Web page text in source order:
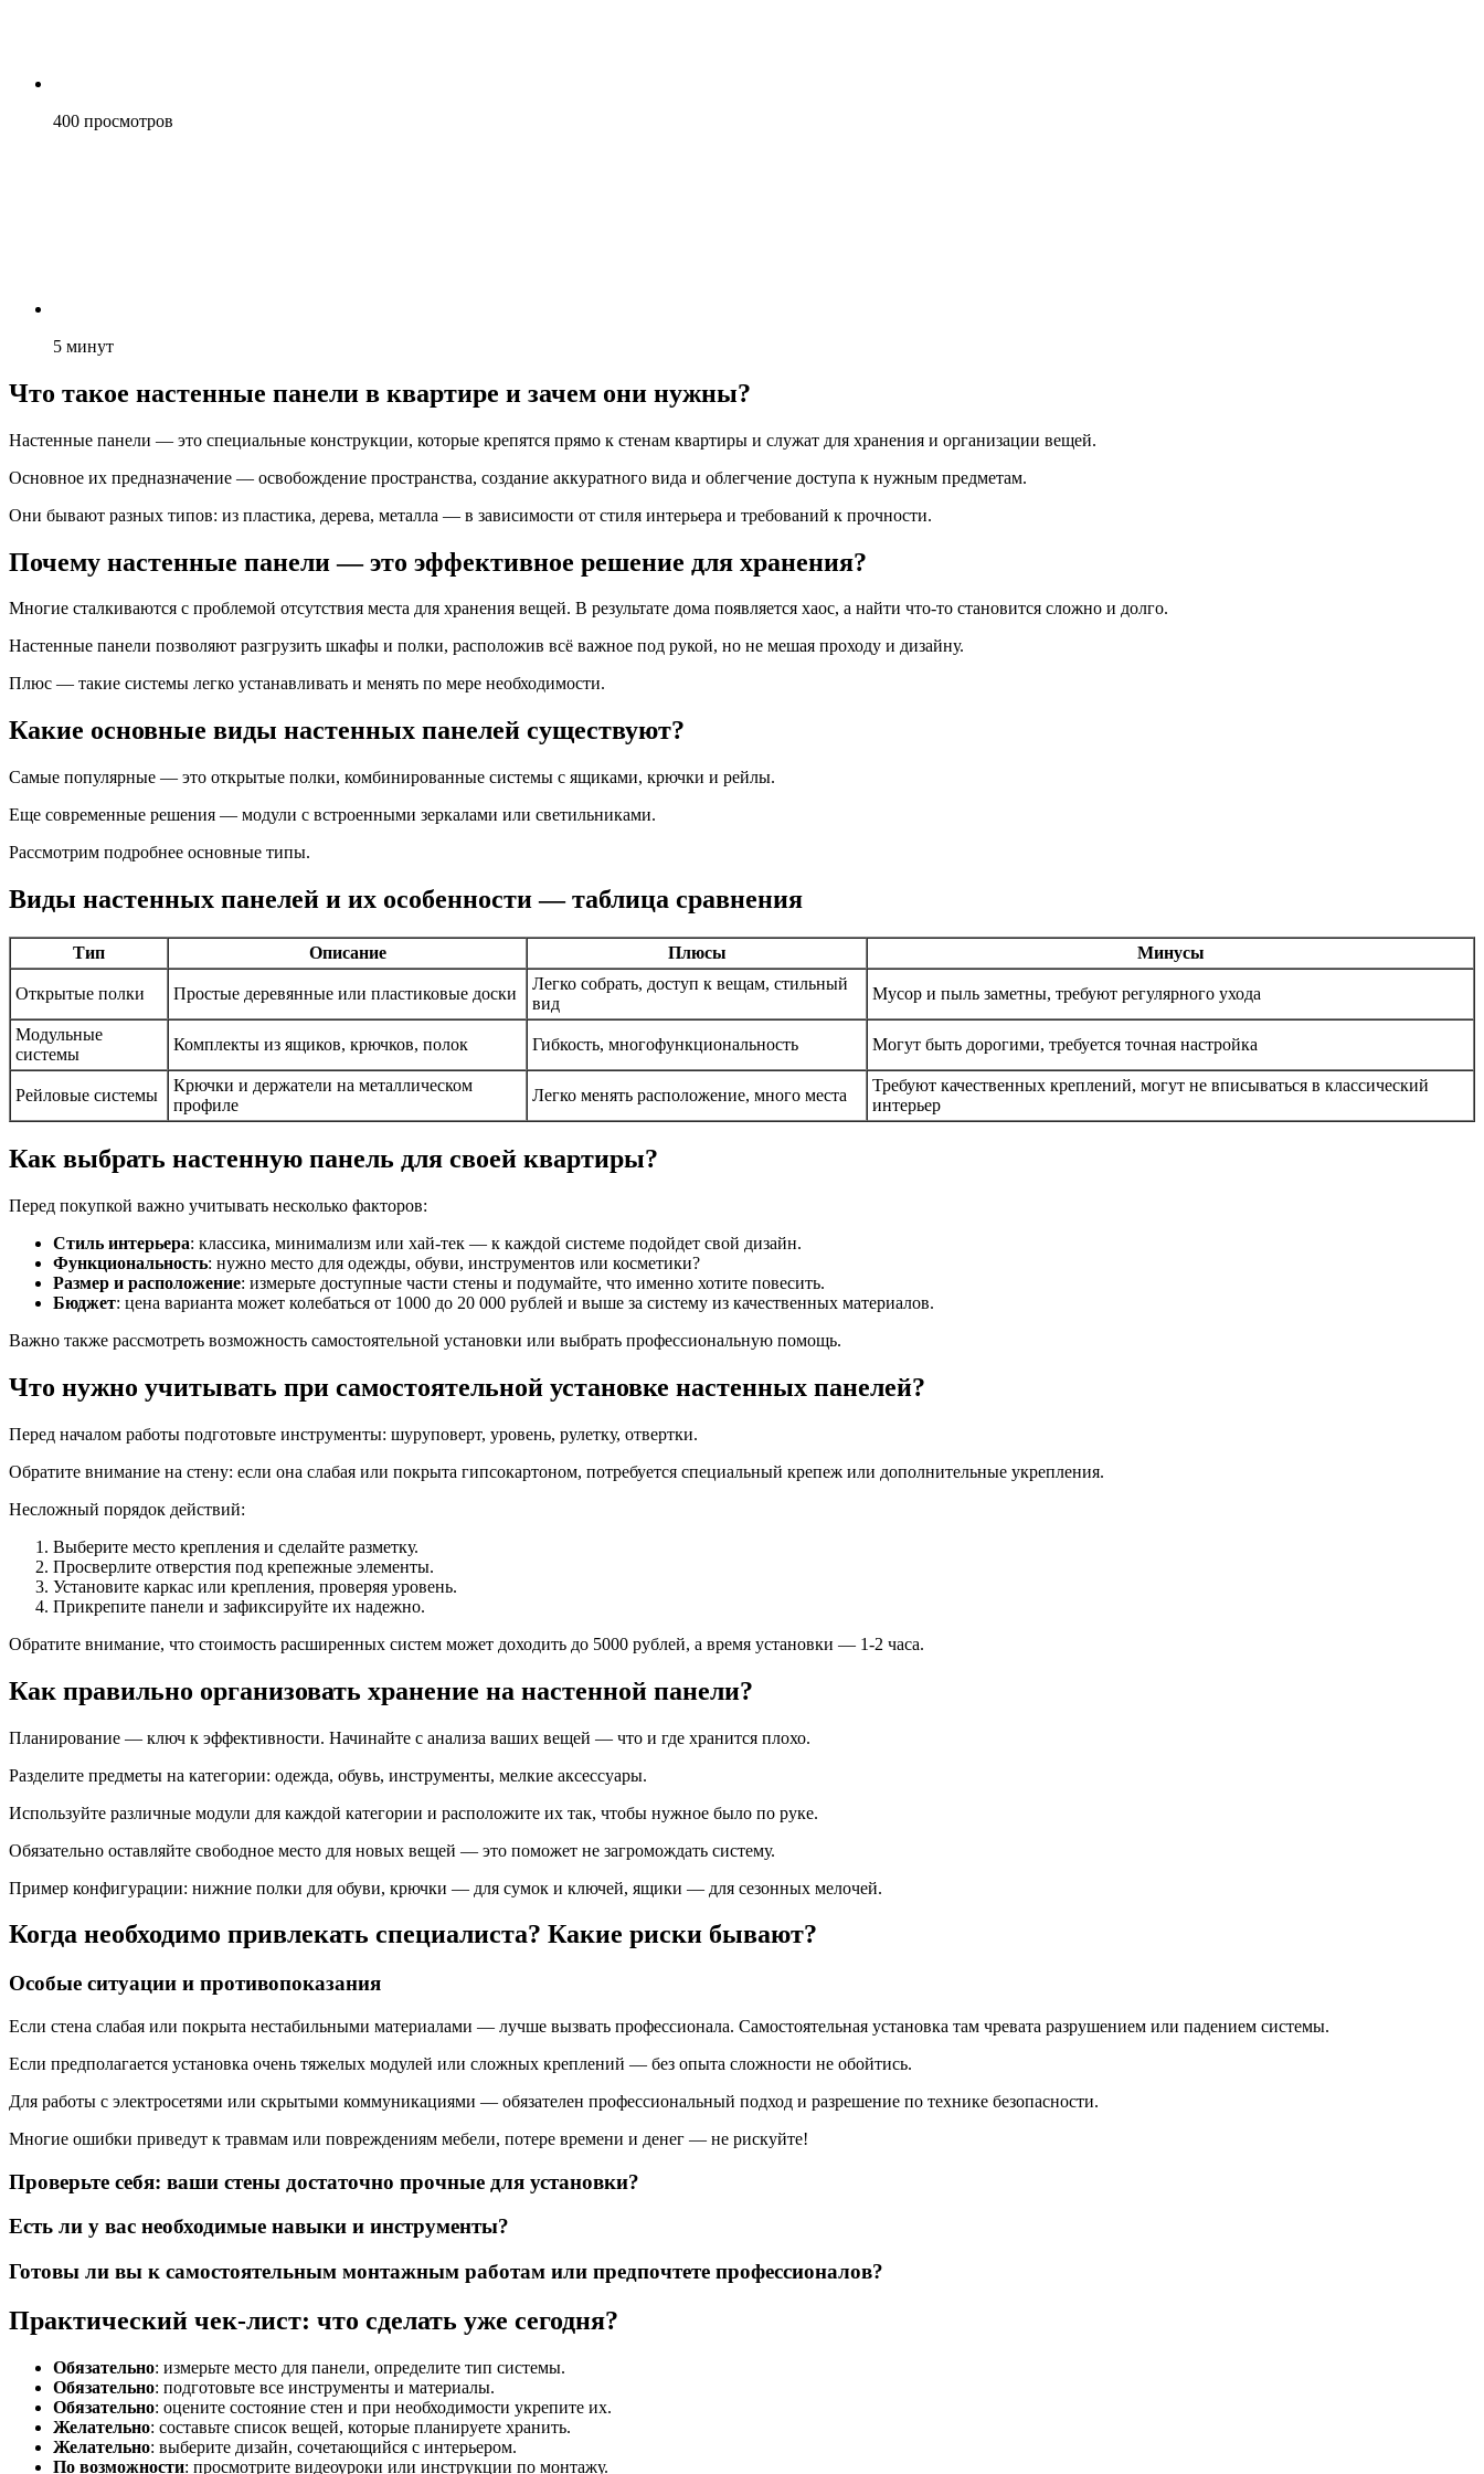
400 просмотров
5 минут
Что такое настенные панели в квартире и зачем они нужны?
Настенные панели — это специальные конструкции, которые крепятся прямо к стенам квартиры и служат для хранения и организации вещей.
Основное их предназначение — освобождение пространства, создание аккуратного вида и облегчение доступа к нужным предметам.
Они бывают разных типов: из пластика, дерева, металла — в зависимости от стиля интерьера и требований к прочности.
Почему настенные панели — это эффективное решение для хранения?
Многие сталкиваются с проблемой отсутствия места для хранения вещей. В результате дома появляется хаос, а найти что-то становится сложно и долго.
Настенные панели позволяют разгрузить шкафы и полки, расположив всё важное под рукой, но не мешая проходу и дизайну.
Плюс — такие системы легко устанавливать и менять по мере необходимости.
Какие основные виды настенных панелей существуют?
Самые популярные — это открытые полки, комбинированные системы с ящиками, крючки и рейлы.
Еще современные решения — модули с встроенными зеркалами или светильниками.
Рассмотрим подробнее основные типы.
Виды настенных панелей и их особенности — таблица сравнения
Тип Описание Плюсы Минусы
Открытые полки Простые деревянные или пластиковые доски
Легко собрать, доступ к вещам, стильный
вид
Мусор и пыль заметны, требуют регулярного ухода
Модульные
системы
Комплекты из ящиков, крючков, полок Гибкость, многофункциональность Могут быть дорогими, требуется точная настройка
Рейловые системы
Крючки и держатели на металлическом
профиле
Легко менять расположение, много места
Требуют качественных креплений, могут не вписываться в классический
интерьер
Как выбрать настенную панель для своей квартиры?
Перед покупкой важно учитывать несколько факторов:
Стиль интерьера: классика, минимализм или хай-тек — к каждой системе подойдет свой дизайн.
Функциональность: нужно место для одежды, обуви, инструментов или косметики?
Размер и расположение: измерьте доступные части стены и подумайте, что именно хотите повесить.
Бюджет: цена варианта может колебаться от 1000 до 20 000 рублей и выше за систему из качественных материалов.
Важно также рассмотреть возможность самостоятельной установки или выбрать профессиональную помощь.
Что нужно учитывать при самостоятельной установке настенных панелей?
Перед началом работы подготовьте инструменты: шуруповерт, уровень, рулетку, отвертки.
Обратите внимание на стену: если она слабая или покрыта гипсокартоном, потребуется специальный крепеж или дополнительные укрепления.
Несложный порядок действий:
Выберите место крепления и сделайте разметку.
Просверлите отверстия под крепежные элементы.
Установите каркас или крепления, проверяя уровень.
Прикрепите панели и зафиксируйте их надежно.
Обратите внимание, что стоимость расширенных систем может доходить до 5000 рублей, а время установки — 1-2 часа.
Как правильно организовать хранение на настенной панели?
Планирование — ключ к эффективности. Начинайте с анализа ваших вещей — что и где хранится плохо.
Разделите предметы на категории: одежда, обувь, инструменты, мелкие аксессуары.
Используйте различные модули для каждой категории и расположите их так, чтобы нужное было по руке.
Обязательно оставляйте свободное место для новых вещей — это поможет не загромождать систему.
Пример конфигурации: нижние полки для обуви, крючки — для сумок и ключей, ящики — для сезонных мелочей.
Когда необходимо привлекать специалиста? Какие риски бывают?
Особые ситуации и противопоказания
Если стена слабая или покрыта нестабильными материалами — лучше вызвать профессионала. Самостоятельная установка там чревата разрушением или падением системы.
Если предполагается установка очень тяжелых модулей или сложных креплений — без опыта сложности не обойтись.
Для работы с электросетями или скрытыми коммуникациями — обязателен профессиональный подход и разрешение по технике безопасности.
Многие ошибки приведут к травмам или повреждениям мебели, потере времени и денег — не рискуйте!
Проверьте себя: ваши стены достаточно прочные для установки?
Есть ли у вас необходимые навыки и инструменты?
Готовы ли вы к самостоятельным монтажным работам или предпочтете профессионалов?
Практический чек-лист: что сделать уже сегодня?
Обязательно: измерьте место для панели, определите тип системы.
Обязательно: подготовьте все инструменты и материалы.
Обязательно: оцените состояние стен и при необходимости укрепите их.
Желательно: составьте список вещей, которые планируете хранить.
Желательно: выберите дизайн, сочетающийся с интерьером.
По возможности: просмотрите видеоуроки или инструкции по монтажу.